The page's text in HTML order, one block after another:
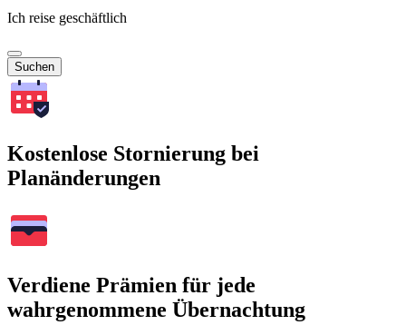
Ich reise geschäftlich
Suchen
Kostenlose Stornierung bei
Planänderungen
Verdiene Prämien für jede
wahrgenommene Übernachtung